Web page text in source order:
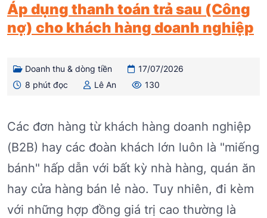
Áp dụng thanh toán trả sau (Công
nợ) cho khách hàng doanh nghiệp
Doanh thu & dòng tiền
17/07/2026
8 phút đọc
Lê An 130
Các đơn hàng từ khách hàng doanh nghiệp
(B2B) hay các đoàn khách lớn luôn là "miếng
bánh" hấp dẫn với bất kỳ nhà hàng, quán ăn
hay cửa hàng bán lẻ nào. Tuy nhiên, đi kèm
với những hợp đồng giá trị cao thường là